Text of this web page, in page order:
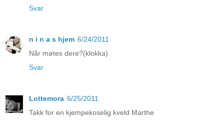
Svar
n i n a s hjem 6/24/2011
Når møtes dere?(klokka)
Svar
Lottemora 6/25/2011
Takk for en kjempekoselig kveld Marthe